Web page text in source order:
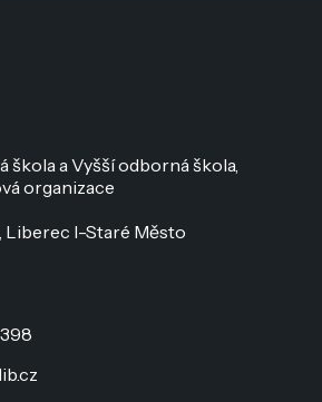
škola a Vyšší odborná škola,
organizace
Liberec I-Staré Město